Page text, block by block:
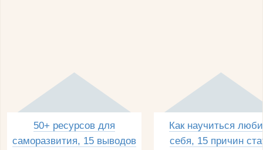
50+ ресурсов для
саморазвития, 15 выводов
Как научиться
себя, 15 причин